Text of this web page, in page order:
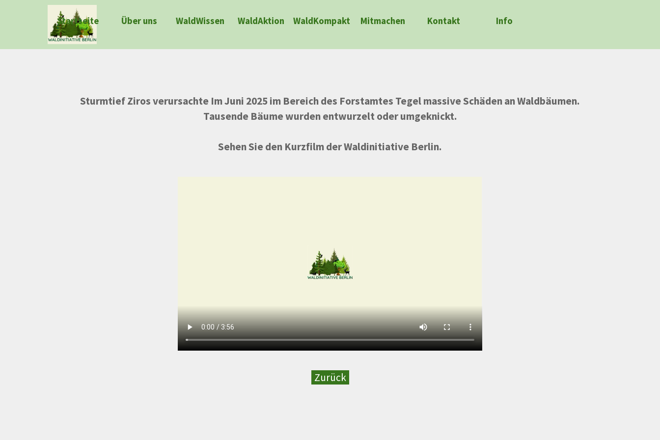
Direkt zum Seiteninhalt
Menü überspringen
Startseite Über uns WaldWissen WaldAktion ▼
WaldKompakt Mitmachen ▼
Kontakt Info
Sturmtief Ziros verursachte Im Juni 2025 im Bereich des Forstamtes Tegel massive Schäden an Waldbäumen.
Tausende Bäume wurden entwurzelt oder umgeknickt.
Sehen Sie den Kurzfilm der Waldinitiative Berlin.
Zurück